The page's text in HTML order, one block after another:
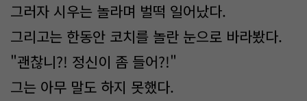
그러자 시우는 놀라며 벌떡 일어났다.
그리고는 한동안 코치를 놀란 눈으로 바라봤다.
"괜찮니?! 정신이 좀 들어?!"
그는 아무 말도 하지 못했다.